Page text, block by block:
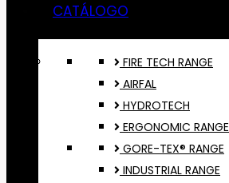
CATÁLOGO
FIRE TECH RANGE
AIRFAL
HYDROTECH
ERGONOMIC RANGE
GORE-TEX® RANGE
INDUSTRIAL RANGE